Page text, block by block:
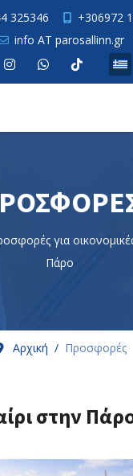
325346
+306972
info AT parosallinn.gr
για
Πάρο
Αρχική Προσφορές
στην